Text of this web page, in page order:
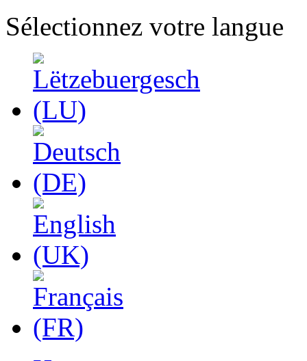
Sélectionnez votre langue